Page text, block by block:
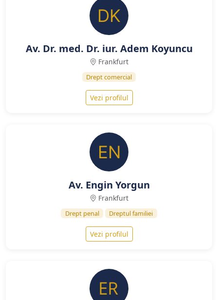
Av. Dr. med. Dr. iur. Adem Koyuncu
Frankfurt
Drept comercial
Vezi profilul
Av. Engin Yorgun
Frankfurt
Drept penal Dreptul familiei
Vezi profilul